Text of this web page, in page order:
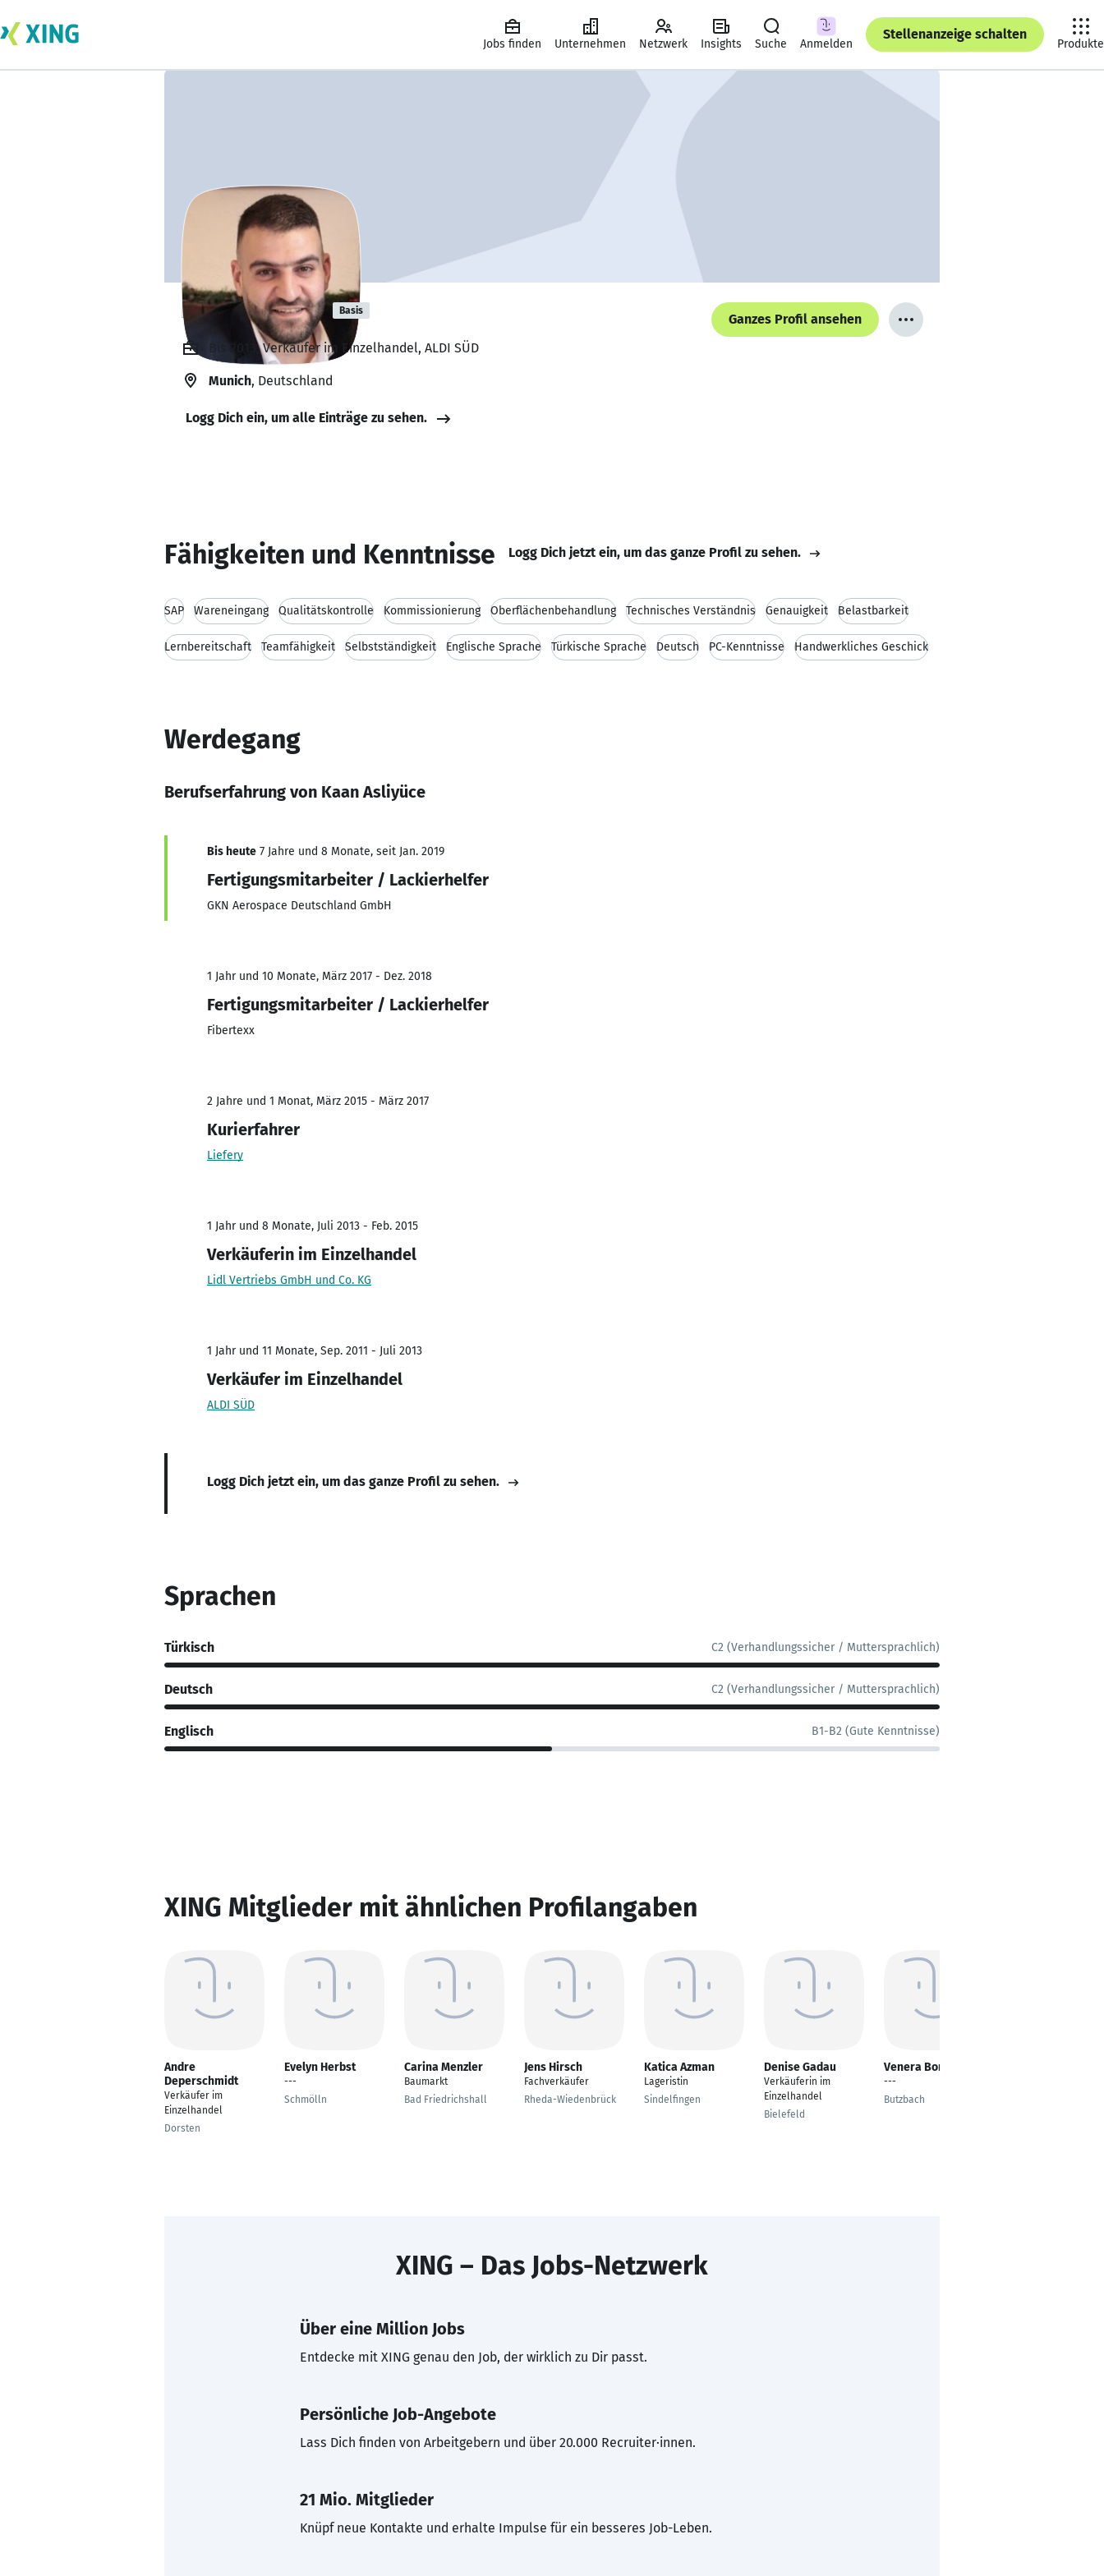
Jobs finden Unternehmen Netzwerk Insights Suche Anmelden
Stellenanzeige schalten
Produkte
Kaan Asliyüce Basis
Ganzes Profil ansehen
Bis 2013, Verkäufer im Einzelhandel, ALDI SÜD
Munich, Deutschland
Logg Dich ein, um alle Einträge zu sehen.
Fähigkeiten und Kenntnisse Logg Dich jetzt ein, um das ganze Profil zu sehen.
SAP Wareneingang Qualitätskontrolle Kommissionierung Oberflächenbehandlung Technisches Verständnis Genauigkeit Belastbarkeit
Lernbereitschaft Teamfähigkeit Selbstständigkeit Englische Sprache Türkische Sprache Deutsch PC-Kenntnisse Handwerkliches Geschick
Werdegang
Berufserfahrung von Kaan Asliyüce
Bis heute 7 Jahre und 8 Monate, seit Jan. 2019
Fertigungsmitarbeiter / Lackierhelfer
GKN Aerospace Deutschland GmbH
1 Jahr und 10 Monate, März 2017 - Dez. 2018
Fertigungsmitarbeiter / Lackierhelfer
Fibertexx
2 Jahre und 1 Monat, März 2015 - März 2017
Kurierfahrer
Liefery
1 Jahr und 8 Monate, Juli 2013 - Feb. 2015
Verkäuferin im Einzelhandel
Lidl Vertriebs GmbH und Co. KG
1 Jahr und 11 Monate, Sep. 2011 - Juli 2013
Verkäufer im Einzelhandel
ALDI SÜD
Logg Dich jetzt ein, um das ganze Profil zu sehen.
Sprachen
Türkisch C2 (Verhandlungssicher / Muttersprachlich)
Deutsch C2 (Verhandlungssicher / Muttersprachlich)
Englisch B1-B2 (Gute Kenntnisse)
XING Mitglieder mit ähnlichen Profilangaben
Andre
Deperschmidt
Verkäufer im
Einzelhandel
Dorsten
Evelyn Herbst
---
Schmölln
Carina Menzler
Baumarkt
Bad Friedrichshall
Jens Hirsch
Fachverkäufer
Rheda-Wiedenbrück
Katica Azman
Lageristin
Sindelfingen
Denise Gadau
Verkäuferin im
Einzelhandel
Bielefeld
Venera Borowy
---
Butzbach
XING – Das Jobs-Netzwerk
Über eine Million Jobs
Entdecke mit XING genau den Job, der wirklich zu Dir passt.
Persönliche Job-Angebote
Lass Dich finden von Arbeitgebern und über 20.000 Recruiter·innen.
21 Mio. Mitglieder
Knüpf neue Kontakte und erhalte Impulse für ein besseres Job-Leben.